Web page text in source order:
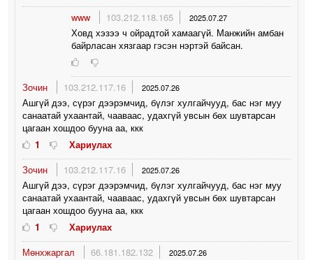
www
103.212.118.165 2025.07.27
Ховд хэзээ ч ойрадтой хамаагүй. Манжийн амбан
байрласан хязгаар гэсэн нэртэй байсан.
Зочин 103.212.117.16 2025.07.26
Ашгүй дээ, сүрэг дээрэмчид, бүлэг хулгайчууд, бас нэг муу
санаатай ухаантай, чааваас, удахгүй увсын бөх шувтарсан
цагаан хошдоо бууна аа, ккк
1
Хариулах
Зочин
103.212.117.16 2025.07.26
Ашгүй дээ, сүрэг дээрэмчид, бүлэг хулгайчууд, бас нэг муу
санаатай ухаантай, чааваас, удахгүй увсын бөх шувтарсан
цагаан хошдоо бууна аа, ккк
1
Хариулах
Мөнхжаргал
66.181.182.132 2025.07.26